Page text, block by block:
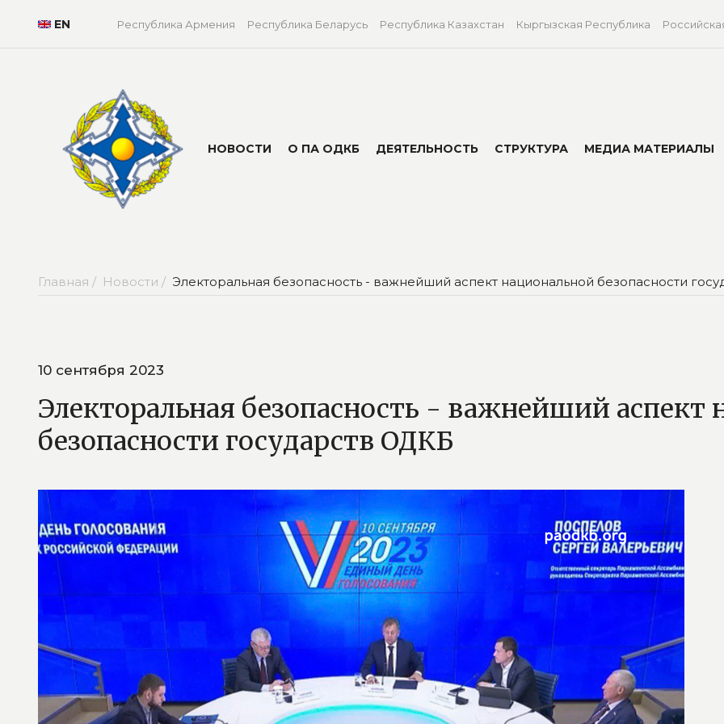
EN Республика Армения Республика Беларусь Республика Казахстан Кыргызская Республика
НОВОСТИ О ПА ОДКБ ДЕЯТЕЛЬНОСТЬ СТРУКТУРА МЕДИА МАТЕРИАЛЫ
Главная / Новости / Электоральная безопасность - важнейший аспект национальной безопасности
10 сентября 2023
Электоральная безопасность - важнейший аспект
безопасности государств ОДКБ